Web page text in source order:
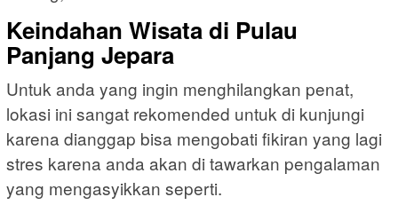
Keindahan Wisata di Pulau
Panjang Jepara
Untuk anda yang ingin menghilangkan penat,
lokasi ini sangat rekomended untuk di kunjungi
karena dianggap bisa mengobati fikiran yang lagi
stres karena anda akan di tawarkan pengalaman
yang mengasyikkan seperti.